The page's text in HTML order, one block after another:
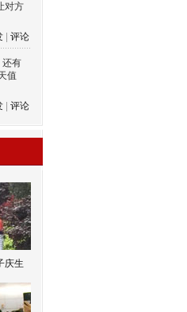
对方
评论
还有
值
评论
庆生